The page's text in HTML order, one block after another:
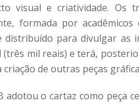
visual e criatividade. Os
formada por
distribuído para divulgar as
(três mil reais) e terá,
de outras peças
adotou o cartaz como peça